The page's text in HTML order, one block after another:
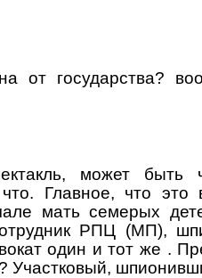
от государства?
может быть
Главное, что
мать семерых
РПЦ (МП),
один и тот же .
Участковый,